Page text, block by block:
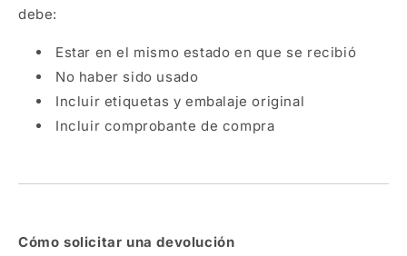
debe:
Estar en el mismo estado en que se recibió
No haber sido usado
Incluir etiquetas y embalaje original
Incluir comprobante de compra
Cómo solicitar una devolución